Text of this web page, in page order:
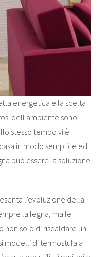
energetica e la scelta
dell’ambiente sono
stesso tempo vi è
in modo semplice ed
può essere la soluzione
l’evoluzione della
la legna, ma le
solo di riscaldare un
modelli di termostufa a